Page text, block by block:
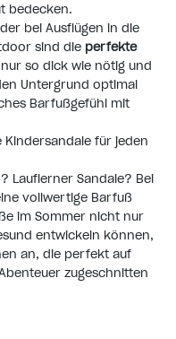
bedecken.
bei Ausflügen in die
sind die perfekte
nur so dick wie nötig und
Untergrund optimal
Barfußgefühl mit
Kindersandale für jeden
Lauflerner Sandale? Bei
vollwertige Barfuß
im Sommer nicht nur
entwickeln können,
an, die perfekt auf
zugeschnitten